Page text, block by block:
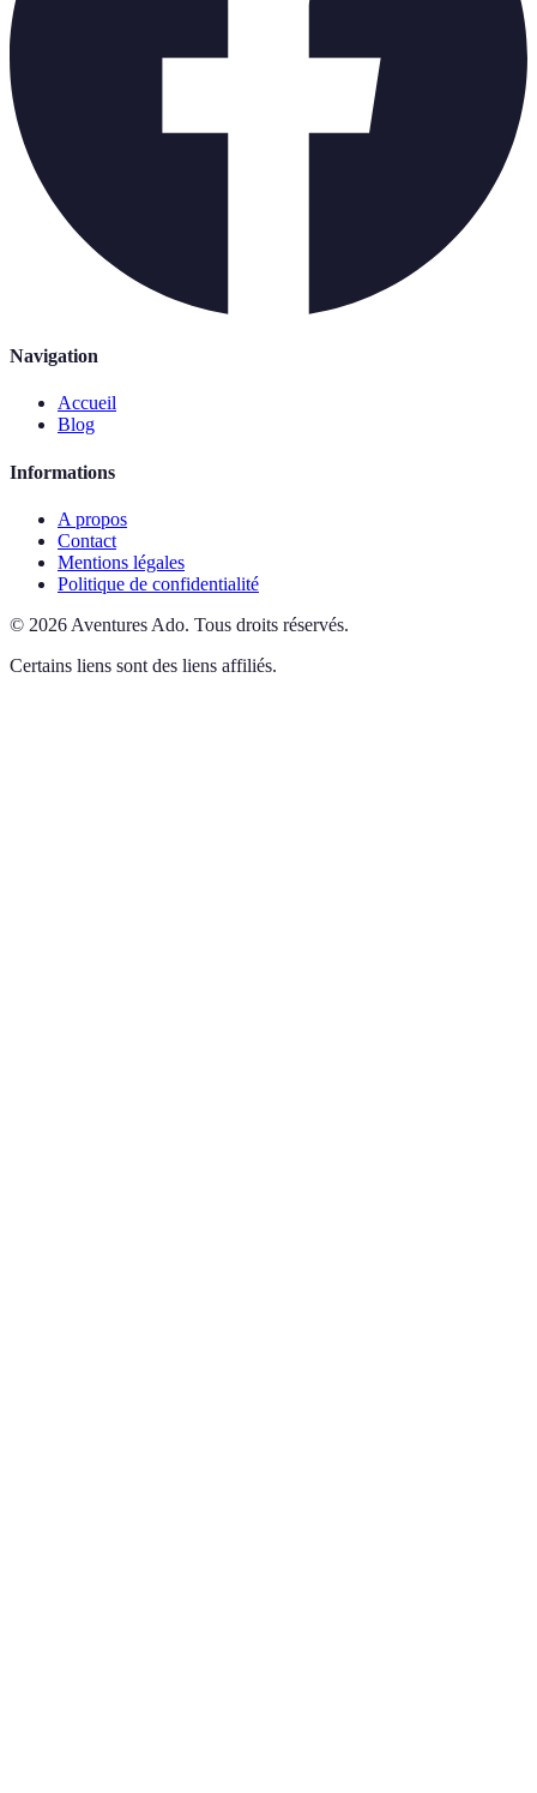
Navigation
Accueil
Blog
Informations
A propos
Contact
Mentions légales
Politique de confidentialité
© 2026 Aventures Ado. Tous droits réservés.
Certains liens sont des liens affiliés.